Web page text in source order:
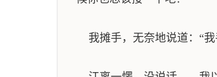
我摊手，无奈地说道：“我